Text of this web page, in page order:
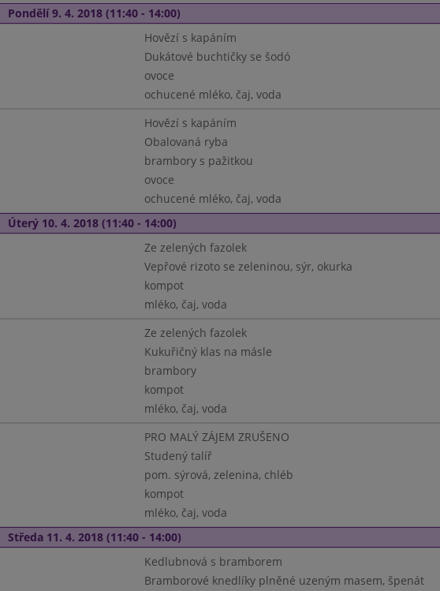
Pondělí 9. 4. 2018 (11:40 - 14:00)
Hovězí s kapáním
Dukátové buchtičky se šodó
ovoce
ochucené mléko, čaj, voda
Hovězí s kapáním
Obalovaná ryba
brambory s pažitkou
ovoce
ochucené mléko, čaj, voda
Úterý 10. 4. 2018 (11:40 - 14:00)
Ze zelených fazolek
Vepřové rizoto se zeleninou, sýr, okurka
kompot
mléko, čaj, voda
Ze zelených fazolek
Kukuřičný klas na másle
brambory
kompot
mléko, čaj, voda
PRO MALÝ ZÁJEM ZRUŠENO
Studený talíř
pom. sýrová, zelenina, chléb
kompot
mléko, čaj, voda
Středa 11. 4. 2018 (11:40 - 14:00)
Kedlubnová s bramborem
Bramborové knedlíky plněné uzeným masem, špenát